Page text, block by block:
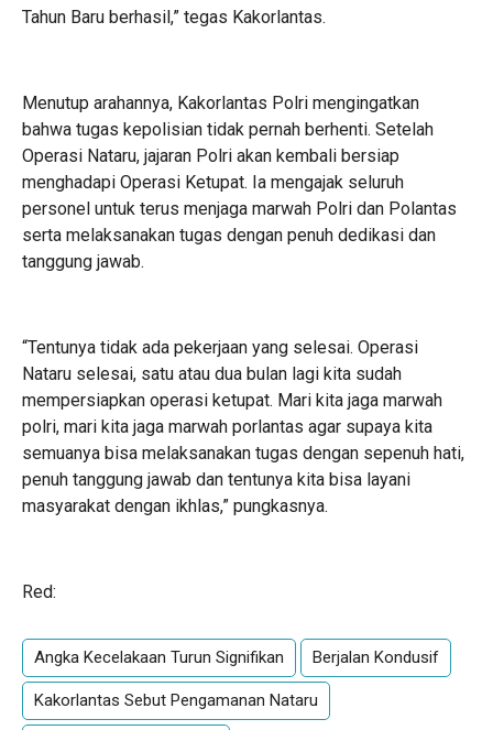
Tahun Baru berhasil,” tegas Kakorlantas.
Menutup arahannya, Kakorlantas Polri mengingatkan
bahwa tugas kepolisian tidak pernah berhenti. Setelah
Operasi Nataru, jajaran Polri akan kembali bersiap
menghadapi Operasi Ketupat. Ia mengajak seluruh
personel untuk terus menjaga marwah Polri dan Polantas
serta melaksanakan tugas dengan penuh dedikasi dan
tanggung jawab.
“Tentunya tidak ada pekerjaan yang selesai. Operasi
Nataru selesai, satu atau dua bulan lagi kita sudah
mempersiapkan operasi ketupat. Mari kita jaga marwah
polri, mari kita jaga marwah porlantas agar supaya kita
semuanya bisa melaksanakan tugas dengan sepenuh hati,
penuh tanggung jawab dan tentunya kita bisa layani
masyarakat dengan ikhlas,” pungkasnya.
Red:
Angka Kecelakaan Turun Signifikan Berjalan Kondusif
Kakorlantas Sebut Pengamanan Nataru